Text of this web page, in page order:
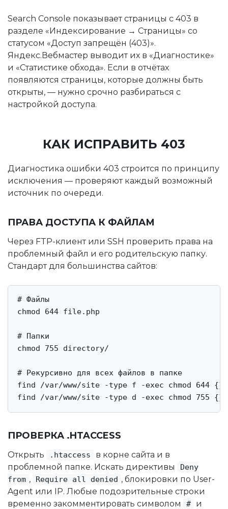
Search Console показывает страницы с 403 в
разделе «Индексирование → Страницы» со
статусом «Доступ запрещён (403)».
Яндекс.Вебмастер выводит их в «Диагностике»
и «Статистике обхода». Если в отчётах
появляются страницы, которые должны быть
открыты, — нужно срочно разбираться с
настройкой доступа.
КАК ИСПРАВИТЬ 403
Диагностика ошибки 403 строится по принципу
исключения — проверяют каждый возможный
источник по очереди.
ПРАВА ДОСТУПА К ФАЙЛАМ
Через FTP-клиент или SSH проверить права на
проблемный файл и его родительскую папку.
Стандарт для большинства сайтов:
# Файлы
chmod 644 file.php
# Папки
chmod 755 directory/
# Рекурсивно для всех файлов в папке
find /var/www/site -type f -exec chmod 644
find /var/www/site -type d -exec chmod 755
ПРОВЕРКА .HTACCESS
Открыть .htaccess
в корне сайта и в
проблемной папке. Искать директивы
Deny
from , Require all denied , блокировки по User-
Agent или IP. Любые подозрительные строки
временно закомментировать символом
#
и